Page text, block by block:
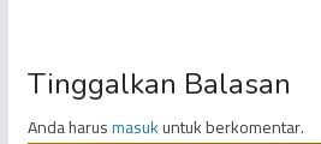
Tinggalkan Balasan
Anda harusmasukuntuk berkomentar.